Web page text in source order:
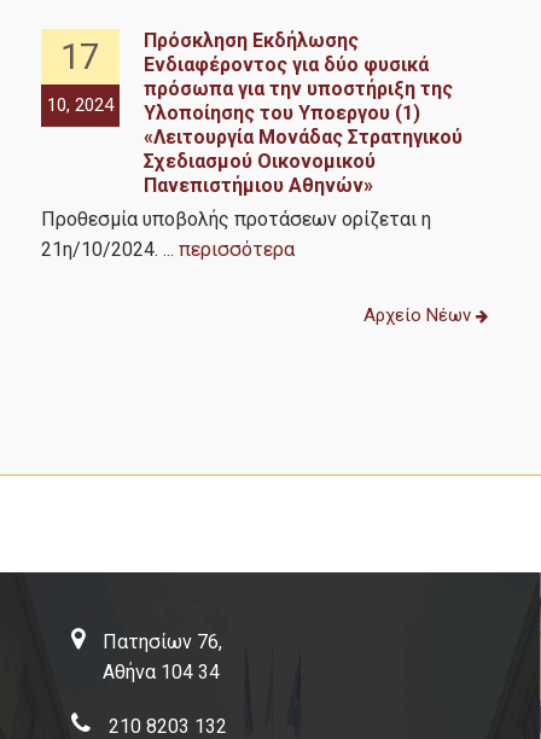
17
10, 2024
Πρόσκληση Εκδήλωσης
Ενδιαφέροντος για δύο φυσικά
πρόσωπα για την υποστήριξη της
Υλοποίησης του Υποεργου (1)
«Λειτουργία Μονάδας Στρατηγικού
Σχεδιασμού Οικονομικού
Πανεπιστήμιου Αθηνών»
Προθεσμία υποβολής προτάσεων ορίζεται η
21η/10/2024. ... περισσότερα
Αρχείο Νέων
Πατησίων 76,
Αθήνα 104 34
210 8203 132